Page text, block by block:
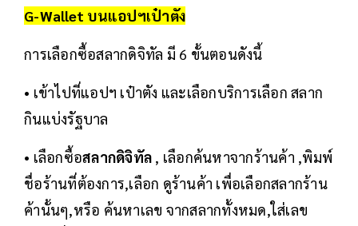
G-Wallet บนแอปฯเป๋าตัง
การเลือกซื้อสลากดิจิทัล มี 6 ขั้นตอนดังนี้
• เข้าไปที่แอปฯ เป๋าตัง และเลือกบริการเลือก สลาก
กินแบ่งรัฐบาล
• เลือกซื้อสลากดิจิทัล , เลือกค้นหาจากร้านค้า ,พิมพ์
ชื่อร้านที่ต้องการ,เลือก ดูร้านค้า เพื่อเลือกสลากร้าน
ค้านั้นๆ,หรือ ค้นหาเลข จากสลากทั้งหมด,ใส่เลข